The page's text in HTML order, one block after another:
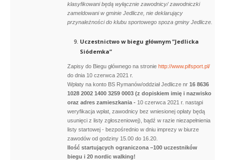
klasyfikowani będą wyłącznie zawodnicy/ zawodniczki
zameldowani w gminie Jedlicze, nie deklarujący
przynależności do klubu sportowego spoza gminy Jedlicze.
Uczestnictwo w biegu głównym ”Jedlicka
Siódemka”
Zapisy do Biegu głównego na stronie http://www.pifsport.pl/
do dnia 10 czerwca 2021 r.
Wpłaty na konto BS Rymanów/oddział Jedlicze nr 16 8636
1028 2002 1400 3259 0003 (z dopiskiem imię i nazwisko
oraz adres zamieszkania - 10 czerwca 2021 r. nastąpi
weryfikacja wpłat, zawodnicy bez wniesionej opłaty będą
usunięci z listy zgłoszeniowej), bądź w razie niezapełnienia
listy startowej - bezpośrednio w dniu imprezy w biurze
zawodów od godziny 15.00 do 16.20.
Ilość startujących ograniczona –100 uczestników
biegu i 20 nordic walking!